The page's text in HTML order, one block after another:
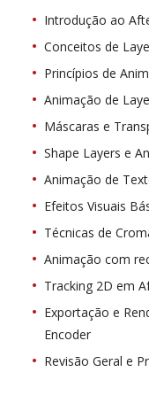
Introdução ao
Conceitos de
Princípios de
Animação de
Máscaras e
Shape Layers e
Animação de
Efeitos Visuais
Técnicas de
Animação com
Tracking 2D em
Exportação e
Encoder
Revisão Geral e